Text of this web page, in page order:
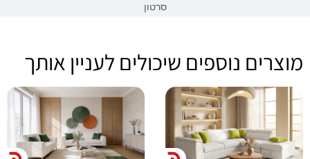
סרטון
מוצרים נוספים שיכולים לעניין אותך